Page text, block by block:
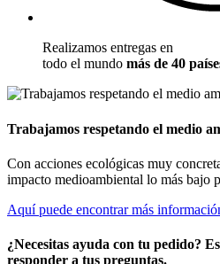
Realizamos entregas en
todo el mundo más de 40
Trabajamos respetando el medio
Con acciones ecológicas muy
impacto medioambiental lo más bajo
Aquí puede encontrar más
¿Necesitas ayuda con tu pedido?
responder a tus preguntas.